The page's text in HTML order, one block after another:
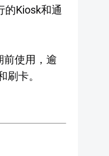
的Kiosk和通
前使用，逾
卡。